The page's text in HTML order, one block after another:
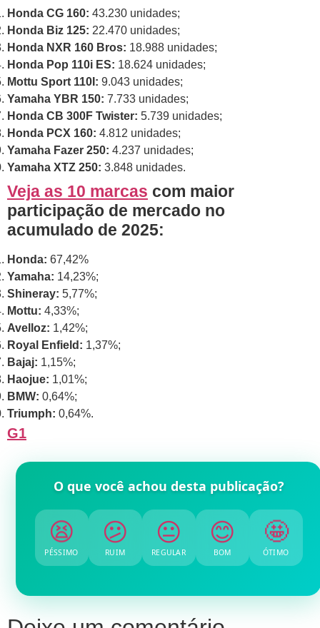
Honda CG 160: 43.230 unidades;
Honda Biz 125: 22.470 unidades;
Honda NXR 160 Bros: 18.988 unidades;
Honda Pop 110i ES: 18.624 unidades;
Mottu Sport 110I: 9.043 unidades;
Yamaha YBR 150: 7.733 unidades;
Honda CB 300F Twister: 5.739 unidades;
Honda PCX 160: 4.812 unidades;
Yamaha Fazer 250: 4.237 unidades;
Yamaha XTZ 250: 3.848 unidades.
Veja as 10 marcas com maior
participação de mercado no
acumulado de 2025:
Honda: 67,42%
Yamaha: 14,23%;
Shineray: 5,77%;
Mottu: 4,33%;
Avelloz: 1,42%;
Royal Enfield: 1,37%;
Bajaj: 1,15%;
Haojue: 1,01%;
BMW: 0,64%;
Triumph: 0,64%.
G1
O que você achou desta publicação?
😫
PÉSSIMO
😕
RUIM
😐
REGULAR
😊
BOM
🤩
ÓTIMO